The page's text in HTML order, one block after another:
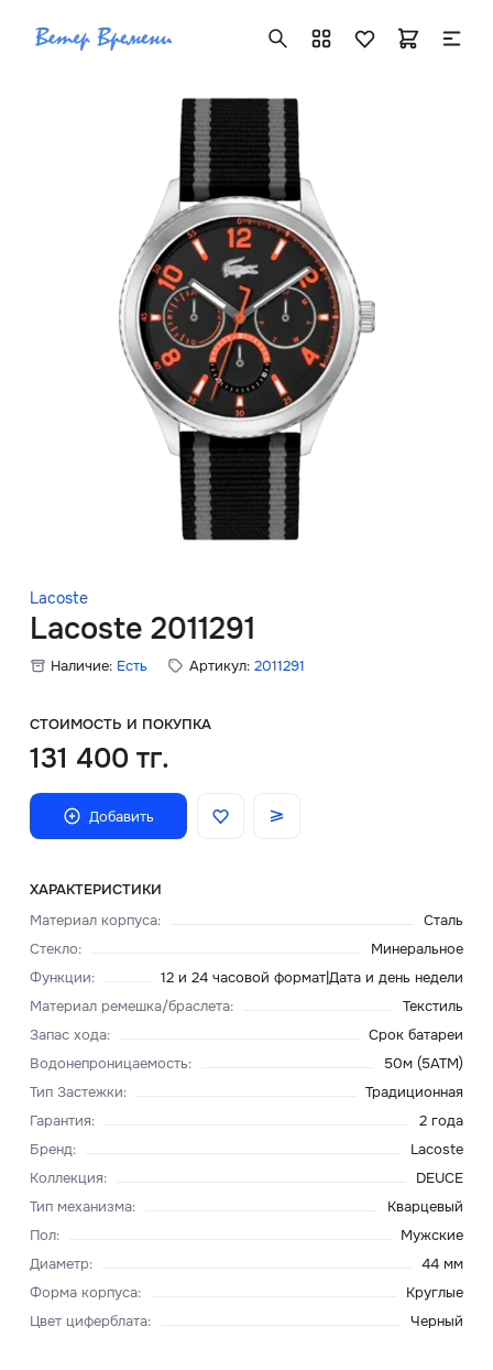
Lacoste
Lacoste 2011291
Наличие: Есть Артикул: 2011291
СТОИМОСТЬ И ПОКУПКА
131 400 тг.
Добавить
ХАРАКТЕРИСТИКИ
Материал корпуса:
Сталь
Стекло:
Минеральное
Функции:
12 и 24 часовой формат|Дата и день недели
Материал ремешка/браслета:
Текстиль
Запас хода:
Срок батареи
Водонепроницаемость:
50м (5ATM)
Тип Застежки:
Традиционная
Гарантия:
2 года
Бренд:
Lacoste
Коллекция:
DEUCE
Тип механизма:
Кварцевый
Пол:
Мужские
Диаметр:
44 мм
Форма корпуса:
Круглые
Цвет циферблата: Черный
+7 ( 705 ) 181-42-50
info@vetervremeni.kz
Авторизация
Каталог
Мужские часы
Женские часы
Скидки
Главная
О нас